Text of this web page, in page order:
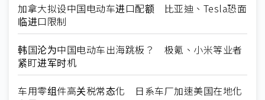
加拿大拟设中国电动车进口配额 比亚迪、Tesla恐面
临进口限制
韩国沦为中国电动车出海跳板？ 极氪、小米等业者
紧盯进军时机
车用零组件高关税常态化 日系车厂加速美国在地化